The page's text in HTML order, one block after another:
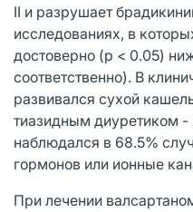
II и разрушает
исследованиях, в
достоверно (р < 0.05)
соответственно). В
развивался сухой
тиазидным диуретиком -
наблюдался в 68.5%
гормонов или ионные
При лечении